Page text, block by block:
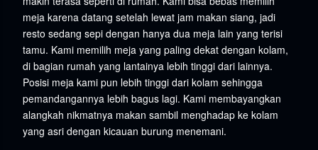
meja karena datang setelah lewat jam makan siang, jadi
resto sedang sepi dengan hanya dua meja lain yang terisi
tamu. Kami memilih meja yang paling dekat dengan kolam,
di bagian rumah yang lantainya lebih tinggi dari lainnya.
Posisi meja kami pun lebih tinggi dari kolam sehingga
pemandangannya lebih bagus lagi. Kami membayangkan
alangkah nikmatnya makan sambil menghadap ke kolam
yang asri dengan kicauan burung menemani.